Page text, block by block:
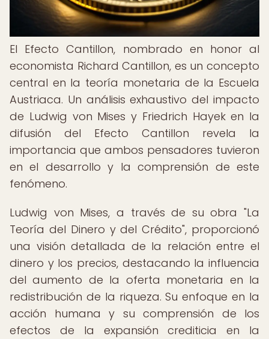
El Efecto Cantillon, nombrado en honor al
economista Richard Cantillon, es un concepto
central en la teoría monetaria de la Escuela
Austriaca. Un análisis exhaustivo del impacto
de Ludwig von Mises y Friedrich Hayek en la
difusión del Efecto Cantillon revela la
importancia que ambos pensadores tuvieron
en el desarrollo y la comprensión de este
fenómeno.
Ludwig von Mises, a través de su obra "La
Teoría del Dinero y del Crédito", proporcionó
una visión detallada de la relación entre el
dinero y los precios, destacando la influencia
del aumento de la oferta monetaria en la
redistribución de la riqueza. Su enfoque en la
acción humana y su comprensión de los
efectos de la expansión crediticia en la